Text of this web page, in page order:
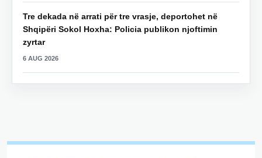
Tre dekada në arrati për tre vrasje, deportohet në
Shqipëri Sokol Hoxha: Policia publikon njoftimin
zyrtar
6 AUG 2026